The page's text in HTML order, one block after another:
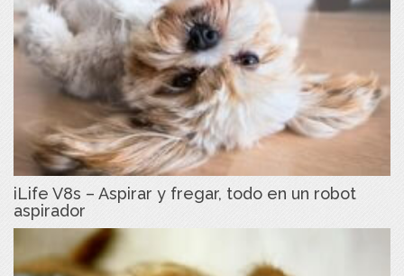
iLife V8s – Aspirar y fregar, todo en un robot
aspirador